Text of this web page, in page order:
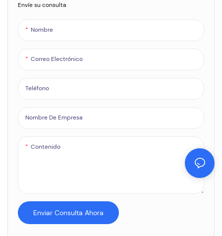
Envíe su consulta
Nombre
Correo Electrónico
Teléfono
Nombre De Empresa
Contenido
Enviar Consulta Ahora
pantalla LED, y admite la función de